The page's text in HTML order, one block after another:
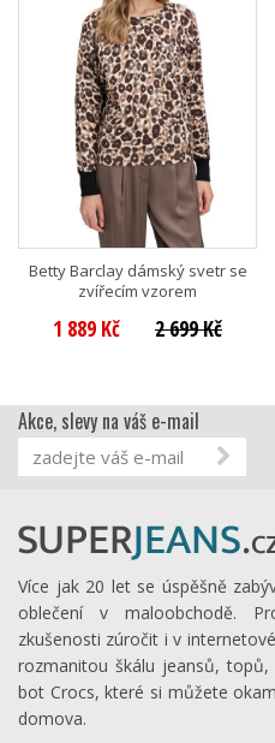
Betty Barclay dámský svetr se
zvířecím vzorem
1 889 Kč 2 699 Kč
Akce, slevy na váš e-mail
Více jak 20 let se úspěšně
oblečení v maloobchodě.
zkušenosti zúročit i v
rozmanitou škálu jeansů,
bot Crocs, které si můžete
domova.